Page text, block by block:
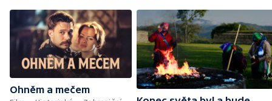
Ohněm a mečem